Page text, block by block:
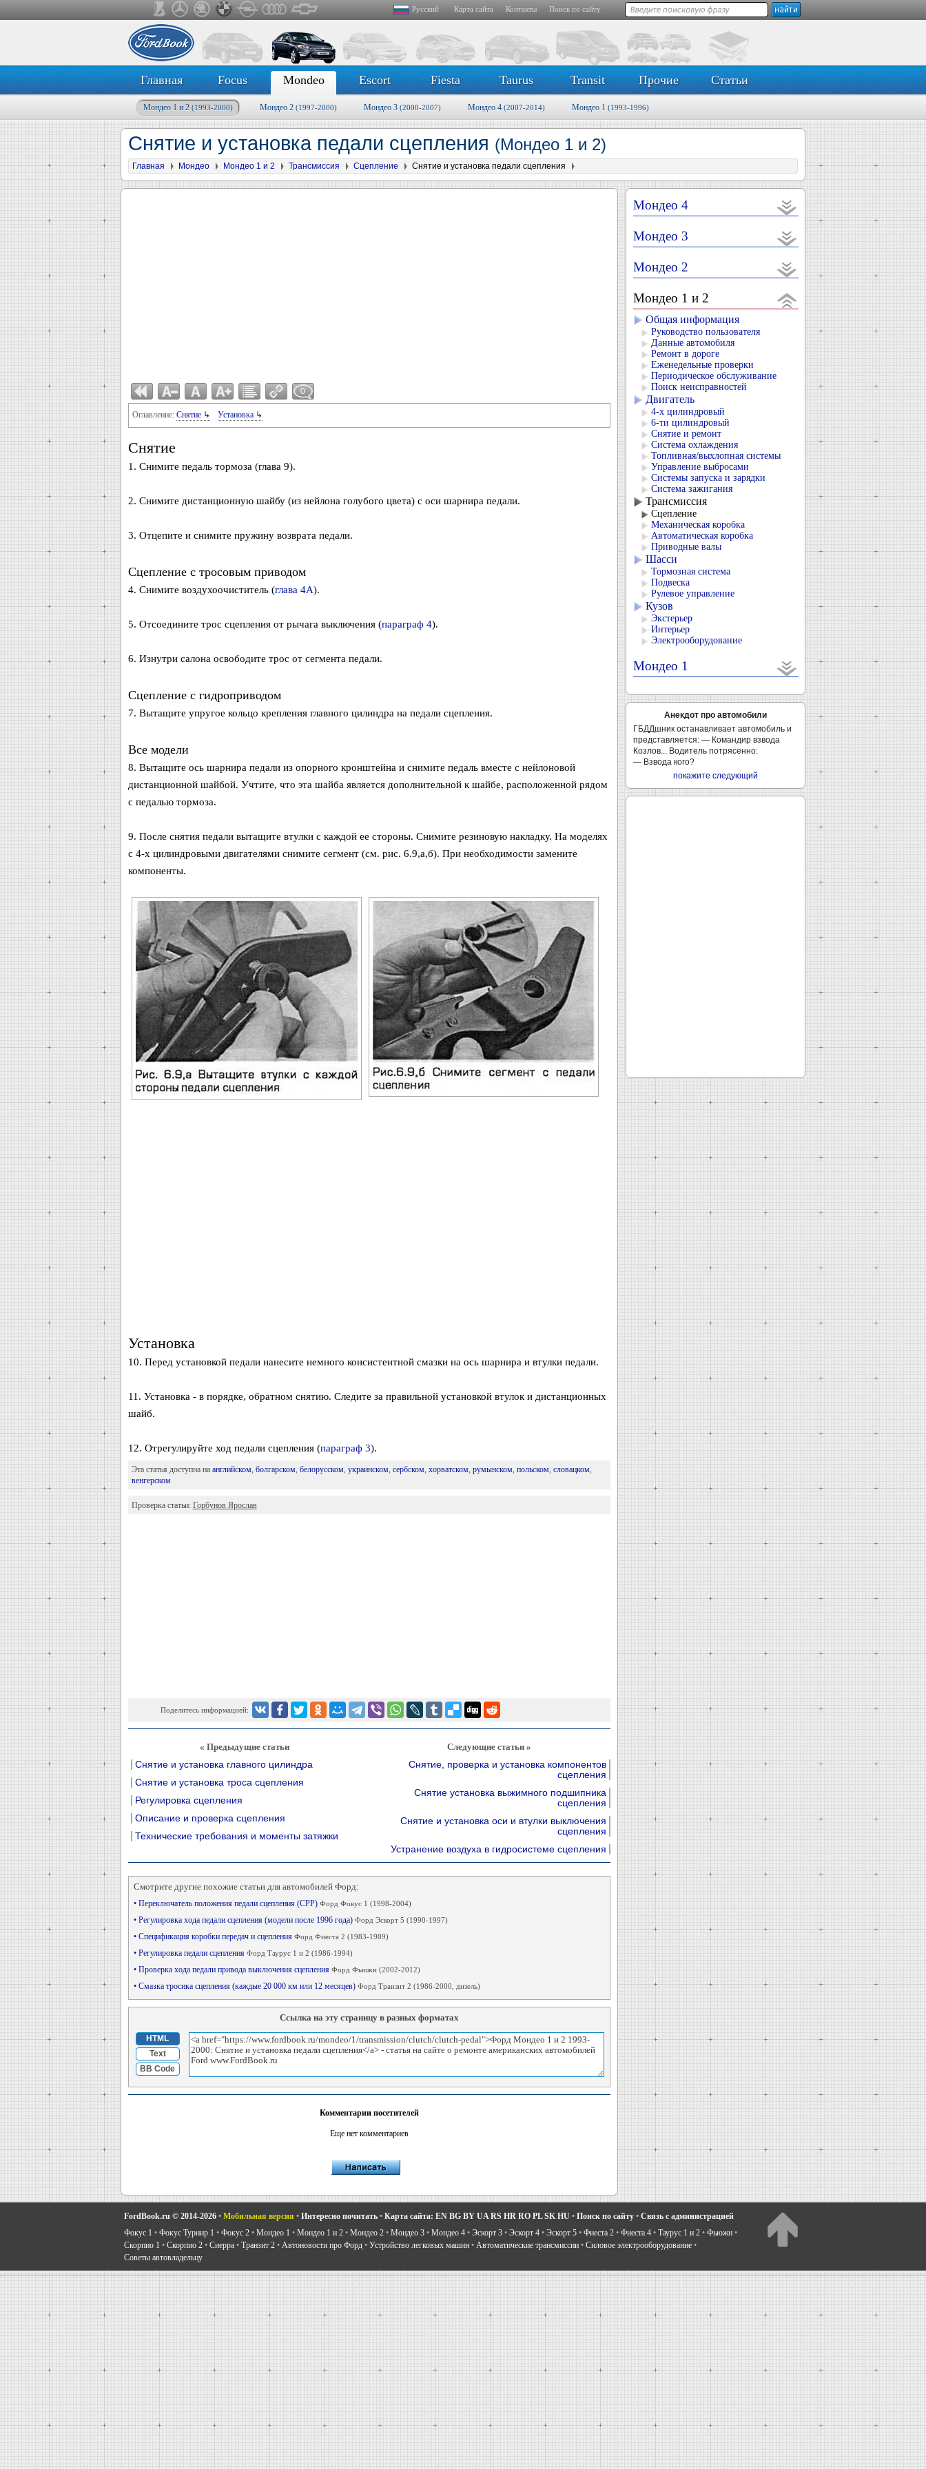
Русский Карта сайта Контакты Поиск по сайту
Главная Focus Mondeo Escort Fiesta Taurus Transit Прочие Статьи
Мондео 1 и 2 (1993-2000) Мондео 2 (1997-2000) Мондео 3 (2000-2007) Мондео 4 (2007-2014) Мондео 1 (1993-1996)
Снятие и установка педали сцепления (Мондео 1 и 2)
Главная Мондео Мондео 1 и 2 Трансмиссия Сцепление Снятие и установка педали сцепления
0
Оглавление: Снятие ↳ Установка ↳
Снятие
1. Снимите педаль тормоза (глава 9).
2. Снимите дистанционную шайбу (из нейлона голубого цвета) с оси шарнира педали.
3. Отцепите и снимите пружину возврата педали.
Сцепление с тросовым приводом
4. Снимите воздухоочиститель (глава 4А).
5. Отсоедините трос сцепления от рычага выключения (параграф 4).
6. Изнутри салона освободите трос от сегмента педали.
Сцепление с гидроприводом
7. Вытащите упругое кольцо крепления главного цилиндра на педали сцепления.
Все модели
8. Вытащите ось шарнира педали из опорного кронштейна и снимите педаль вместе с нейлоновой
дистанционной шайбой. Учтите, что эта шайба является дополнительной к шайбе, расположенной рядом
с педалью тормоза.
9. После снятия педали вытащите втулки с каждой ее стороны. Снимите резиновую накладку. На моделях
с 4-х цилиндровыми двигателями снимите сегмент (см. рис. 6.9,а,б). При необходимости замените
компоненты.
Установка
10. Перед установкой педали нанесите немного консистентной смазки на ось шарнира и втулки педали.
11. Установка - в порядке, обратном снятию. Следите за правильной установкой втулок и дистанционных
шайб.
12. Отрегулируйте ход педали сцепления (параграф 3).
Эта статья доступна на английском, болгарском, белорусском, украинском, сербском, хорватском, румынском, польском, словацком,
венгерском
Проверка статьи: Горбунов Ярослав
Поделитесь информацией:
« Предыдущие статьи
Снятие и установка главного цилиндра
Снятие и установка троса сцепления
Регулировка сцепления
Описание и проверка сцепления
Технические требования и моменты затяжки
Следующие статьи »
Снятие, проверка и установка компонентов
сцепления
Снятие установка выжимного подшипника
сцепления
Снятие и установка оси и втулки выключения
сцепления
Устранение воздуха в гидросистеме сцепления
Смотрите другие похожие статьи для автомобилей Форд:
• Переключатель положения педали сцепления (СРР) Форд Фокус 1 (1998-2004)
• Регулировка хода педали сцепления (модели после 1996 года) Форд Эскорт 5 (1990-1997)
• Спецификация коробки передач и сцепления Форд Фиеста 2 (1983-1989)
• Регулировка педали сцепления Форд Таурус 1 и 2 (1986-1994)
• Проверка хода педали привода выключения сцепления Форд Фьюжн (2002-2012)
• Смазка тросика сцепления (каждые 20 000 км или 12 месяцев) Форд Транзит 2 (1986-2000, дизель)
Ссылка на эту страницу в разных форматах
HTML
Text
BB Code
Комментарии посетителей
Еще нет комментариев
Мондео 4
Мондео 3
Мондео 2
Мондео 1 и 2
Общая информация
Руководство пользователя
Данные автомобиля
Ремонт в дороге
Еженедельные проверки
Периодическое обслуживание
Поиск неисправностей
Двигатель
4-х цилиндровый
6-ти цилиндровый
Снятие и ремонт
Система охлаждения
Топливная/выхлопная системы
Управление выбросами
Системы запуска и зарядки
Система зажигания
Трансмиссия
Сцепление
Механическая коробка
Автоматическая коробка
Приводные валы
Шасси
Тормозная система
Подвеска
Рулевое управление
Кузов
Экстерьер
Интерьер
Электрооборудование
Мондео 1
Анекдот про автомобили
ГБДДшник останавливает автомобиль и
представляется: — Командир взвода
Козлов... Водитель потрясенно:
— Взвода кого?
покажите следующий
FordBook.ru © 2014-2026 • Мобильная версия • Интересно почитать • Карта сайта: EN BG BY UA RS HR RO PL SK HU • Поиск по сайту • Связь с администрацией
Фокус 1 • Фокус Турнир 1 • Фокус 2 • Мондео 1 • Мондео 1 и 2 • Мондео 2 • Мондео 3 • Мондео 4 • Эскорт 3 • Эскорт 4 • Эскорт 5 • Фиеста 2 • Фиеста 4 • Таурус 1 и 2 • Фьюжн •
Скорпио 1 • Скорпио 2 • Сиерра • Транзит 2 • Автоновости про Форд • Устройство легковых машин • Автоматические трансмиссии • Силовое электрооборудование •
Советы автовладельцу